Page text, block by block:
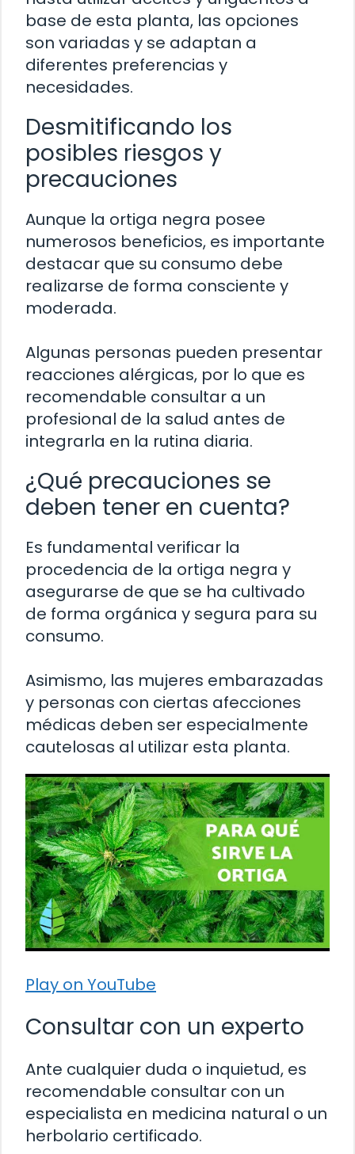
base de esta planta, las opciones
son variadas y se adaptan a
diferentes preferencias y
necesidades.
Desmitificando los
posibles riesgos y
precauciones
Aunque la ortiga negra posee
numerosos beneficios, es importante
destacar que su consumo debe
realizarse de forma consciente y
moderada.
Algunas personas pueden presentar
reacciones alérgicas, por lo que es
recomendable consultar a un
profesional de la salud antes de
integrarla en la rutina diaria.
¿Qué precauciones se
deben tener en cuenta?
Es fundamental verificar la
procedencia de la ortiga negra y
asegurarse de que se ha cultivado
de forma orgánica y segura para su
consumo.
Asimismo, las mujeres embarazadas
y personas con ciertas afecciones
médicas deben ser especialmente
cautelosas al utilizar esta planta.
Play on YouTube
Consultar con un experto
Ante cualquier duda o inquietud, es
recomendable consultar con un
especialista en medicina natural o un
herbolario certificado.